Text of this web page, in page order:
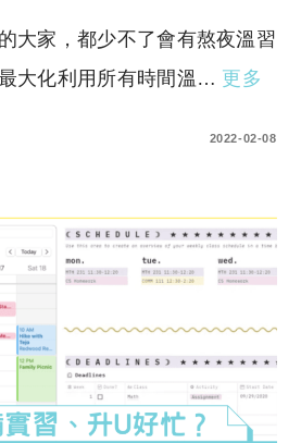
大家，都少不了會有熬夜溫習
大化利用所有時間溫… 更多
2022-02-08